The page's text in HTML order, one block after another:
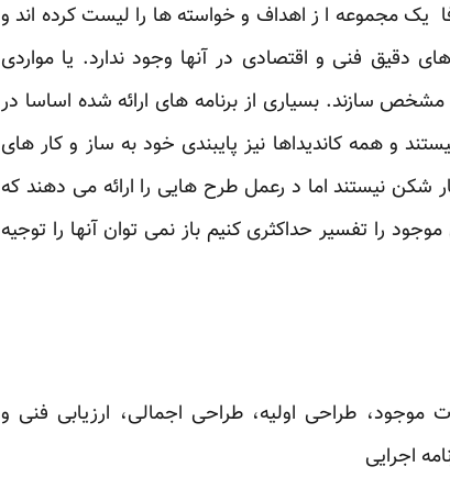
یک مجموعه ا ز اهداف و خواسته ها را لیست کرده اند و
دقیق فنی و اقتصادی در آنها وجود ندارد. یا مواردی
سازند. بسیاری از برنامه های ارائه شده اساسا در
و همه کاندیداها نیز پایبندی خود به ساز و کار های
شکن نیستند اما د رعمل طرح هایی را ارائه می دهند که
را تفسیر حداکثری کنیم باز نمی توان آنها را توجیه
موجود، طراحی اولیه، طراحی اجمالی، ارزیابی فنی و
اجرایی